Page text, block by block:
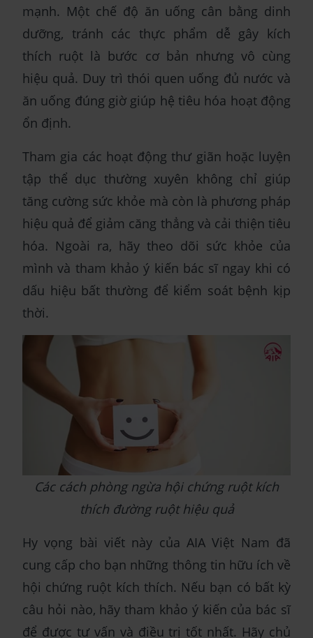
mạnh. Một chế độ ăn uống cân bằng dinh
dưỡng, tránh các thực phẩm dễ gây kích
thích ruột là bước cơ bản nhưng vô cùng
hiệu quả. Duy trì thói quen uống đủ nước và
ăn uống đúng giờ giúp hệ tiêu hóa hoạt động
ổn định.
Tham gia các hoạt động thư giãn hoặc luyện
tập thể dục thường xuyên không chỉ giúp
tăng cường sức khỏe mà còn là phương pháp
hiệu quả để giảm căng thẳng và cải thiện tiêu
hóa. Ngoài ra, hãy theo dõi sức khỏe của
mình và tham khảo ý kiến bác sĩ ngay khi có
dấu hiệu bất thường để kiểm soát bệnh kịp
thời.
Các cách phòng ngừa hội chứng ruột kích
thích đường ruột hiệu quả
Hy vọng bài viết này của AIA Việt Nam đã
cung cấp cho bạn những thông tin hữu ích về
hội chứng ruột kích thích. Nếu bạn có bất kỳ
câu hỏi nào, hãy tham khảo ý kiến của bác sĩ
để được tư vấn và điều trị tốt nhất. Hãy chủ